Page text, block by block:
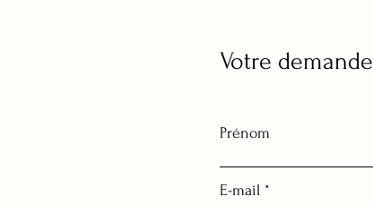
Votre demande
Prénom
E-mail